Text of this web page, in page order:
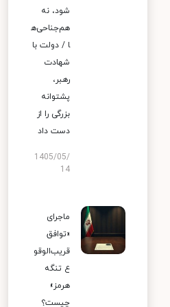
شود، نه
هم‌جناحی‌ه
ا / دولت با
شهادت
رهبر،
پشتوانه
بزرگی را از
دست داد
1405/05/
14
ماجرای
«توافق
قریب‌الوقو
ع تنگه
هرمز»
چیست؟